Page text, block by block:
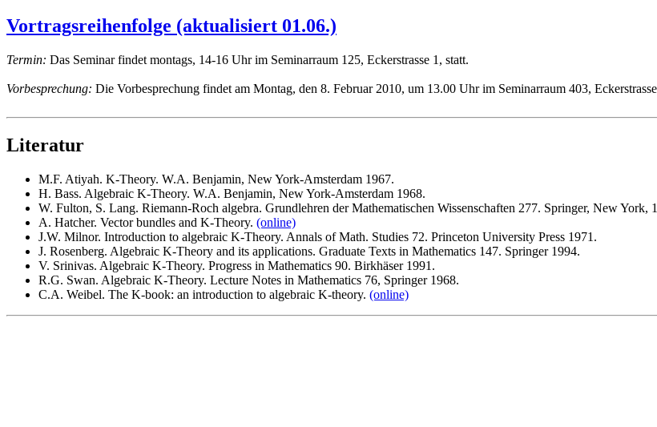
Vortragsreihenfolge (aktualisiert 01.06.)
Termin: Das Seminar findet montags, 14-16 Uhr im Seminarraum 125, Eckerstrasse 1, statt.
Vorbesprechung: Die Vorbesprechung findet am Montag, den 8. Februar 2010, um 13.00 Uhr im Seminarraum 403,
Literatur
M.F. Atiyah. K-Theory. W.A. Benjamin, New York-Amsterdam 1967.
H. Bass. Algebraic K-Theory. W.A. Benjamin, New York-Amsterdam 1968.
W. Fulton, S. Lang. Riemann-Roch algebra. Grundlehren der Mathematischen Wissenschaften 277. Springer, New York,
A. Hatcher. Vector bundles and K-Theory. (online)
J.W. Milnor. Introduction to algebraic K-Theory. Annals of Math. Studies 72. Princeton University Press 1971.
J. Rosenberg. Algebraic K-Theory and its applications. Graduate Texts in Mathematics 147. Springer 1994.
V. Srinivas. Algebraic K-Theory. Progress in Mathematics 90. Birkhäser 1991.
R.G. Swan. Algebraic K-Theory. Lecture Notes in Mathematics 76, Springer 1968.
C.A. Weibel. The K-book: an introduction to algebraic K-theory. (online)